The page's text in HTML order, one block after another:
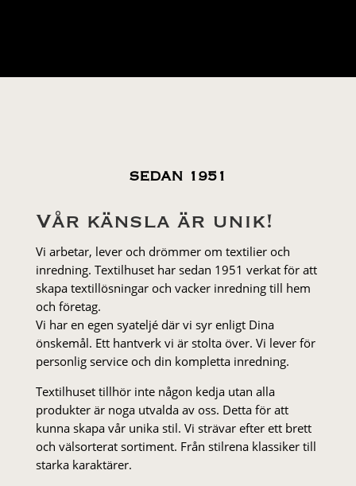
SEDAN 1951
Vår känsla är unik!
Vi arbetar, lever och drömmer om textilier och
inredning. Textilhuset har sedan 1951 verkat för att
skapa textillösningar och vacker inredning till hem
och företag.
Vi har en egen syateljé där vi syr enligt Dina
önskemål. Ett hantverk vi är stolta över. Vi lever för
personlig service och din kompletta inredning.
Textilhuset tillhör inte någon kedja utan alla
produkter är noga utvalda av oss. Detta för att
kunna skapa vår unika stil. Vi strä­var efter ett brett
och välsorterat sor­ti­ment. Från stil­rena klas­siker till
starka karaktärer.